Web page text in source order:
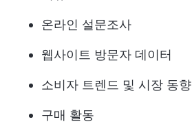
온라인 설문조사
웹사이트 방문자 데이터
소비자 트렌드 및 시장 동향
구매 활동